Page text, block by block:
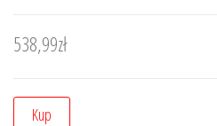
538,99zł
Kup